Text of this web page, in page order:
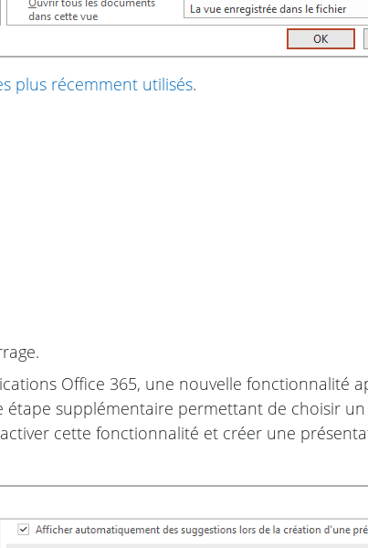
plus récemment utilisés.
Office 365, une nouvelle fonctionnalité
étape supplémentaire permettant de choisir
cette fonctionnalité et créer une